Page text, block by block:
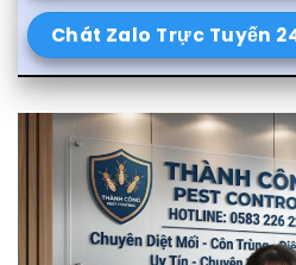
Chát Zalo Trực Tuyến